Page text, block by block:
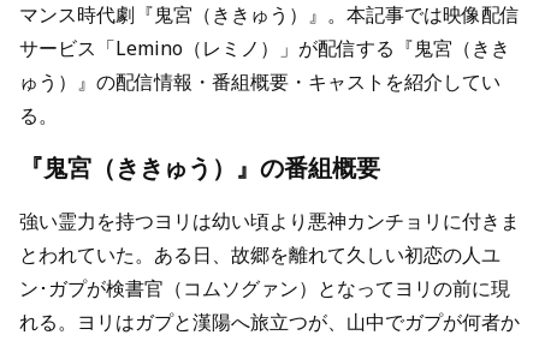
マンス時代劇『鬼宮（ききゅう）』。本記事では映像配信
サービス「Lemino（レミノ）」が配信する『鬼宮（きき
ゅう）』の配信情報・番組概要・キャストを紹介してい
る。
『鬼宮（ききゅう）』の番組概要
強い霊力を持つヨリは幼い頃より悪神カンチョリに付きま
とわれていた。ある日、故郷を離れて久しい初恋の人ユ
ン･ガプが検書官（コムソグァン）となってヨリの前に現
れる。ヨリはガプと漢陽へ旅立つが、山中でガプが何者か